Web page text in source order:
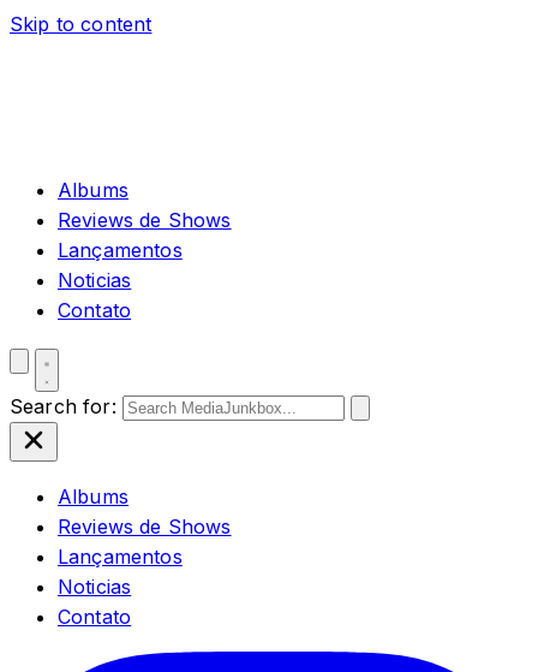
Skip to content
Albums
Reviews de Shows
Lançamentos
Noticias
Contato
Search for:
Albums
Reviews de Shows
Lançamentos
Noticias
Contato